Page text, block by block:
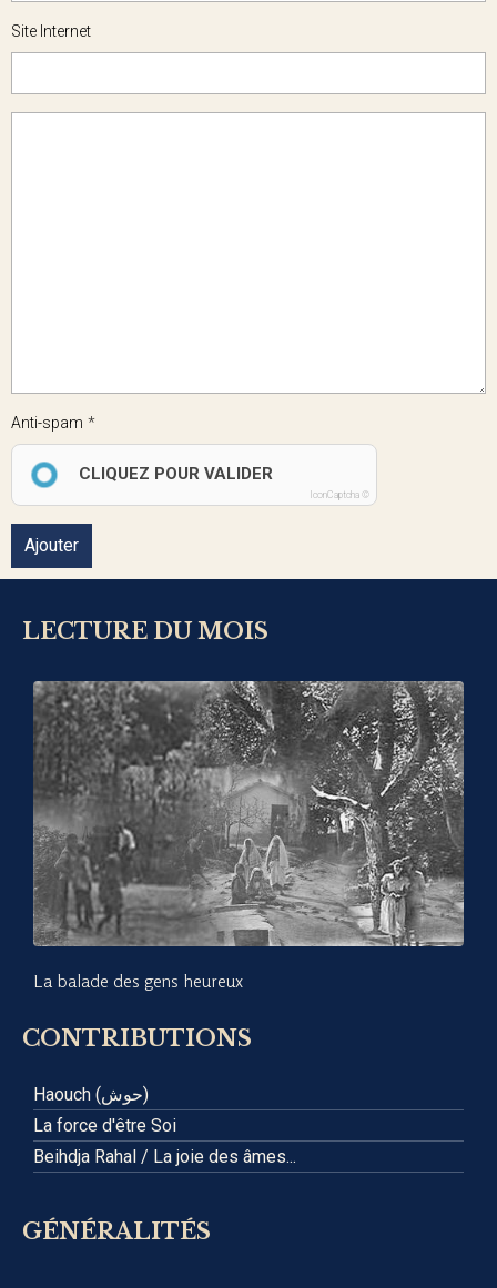
Site Internet
Anti-spam
CLIQUEZ POUR VALIDER
IconCaptcha ©
Ajouter
LECTURE DU MOIS
La balade des gens heureux
CONTRIBUTIONS
Haouch (حوش)
La force d'être Soi
Beihdja Rahal / La joie des âmes...
GÉNÉRALITÉS